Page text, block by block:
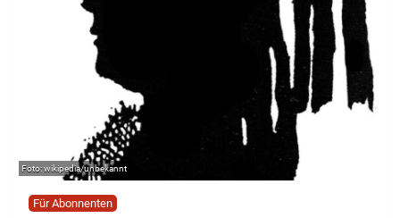
wikipedia/unbekannt
Für Abonnenten